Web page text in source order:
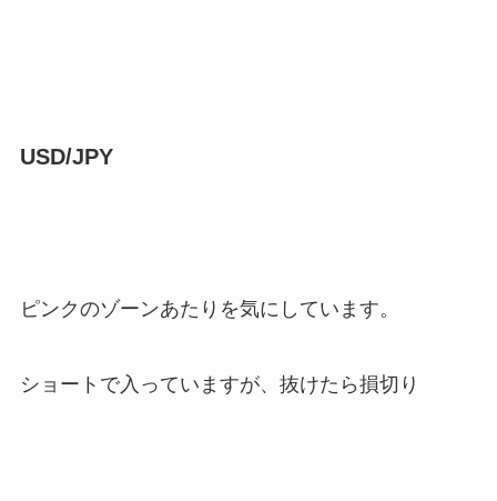
USD/JPY
ピンクのゾーンあたりを気にしています。
ショートで入っていますが、抜けたら損切り